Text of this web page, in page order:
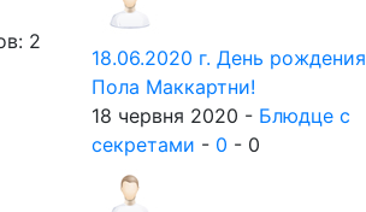
2
18.06.2020 г. День рождения
Пола Маккартни!
18 червня 2020 - Блюдце с
секретами - 0 - 0